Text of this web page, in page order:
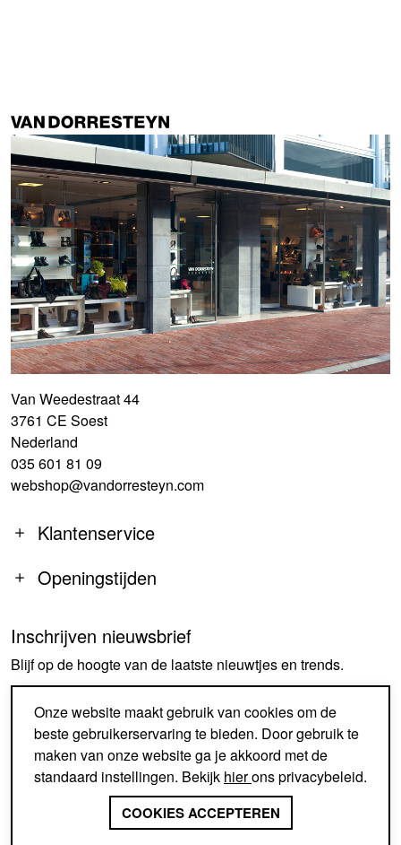
Van Weedestraat 44
3761 CE Soest
Nederland
035 601 81 09
webshop@vandorresteyn.com
Klantenservice
Openingstijden
MA
14:00-18:00
DI-DO
09:30-18:00
ZA
09:30-17:00
ZO
GESLOTEN
Inschrijven nieuwsbrief
Blijf op de hoogte van de laatste nieuwtjes en trends.
AANMELDEN
SINDS 1926 EEN BEGRIP IN
SCHOENEN EN ACCESSOIRES
Onze website maakt gebruik van cookies om de
beste gebruikerservaring te bieden. Door gebruik te
maken van onze website ga je akkoord met de
standaard instellingen. Bekijk hierons privacybeleid.